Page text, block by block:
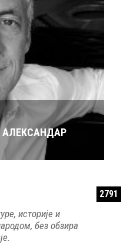
ЗДРАВКО ЧОЛИЋ
2791
историје и
без обзира